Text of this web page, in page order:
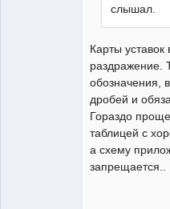
слышал.
Карты
раздражение.
обозначения,
дробей и
Гораздо
таблицей с
а схему
запрещается..